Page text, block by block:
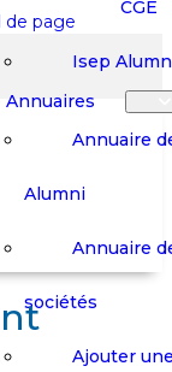
de page
site
CGE
Isep
Annuaires
Annuaire
Alumni
Annuaire
sociétés
Ajouter